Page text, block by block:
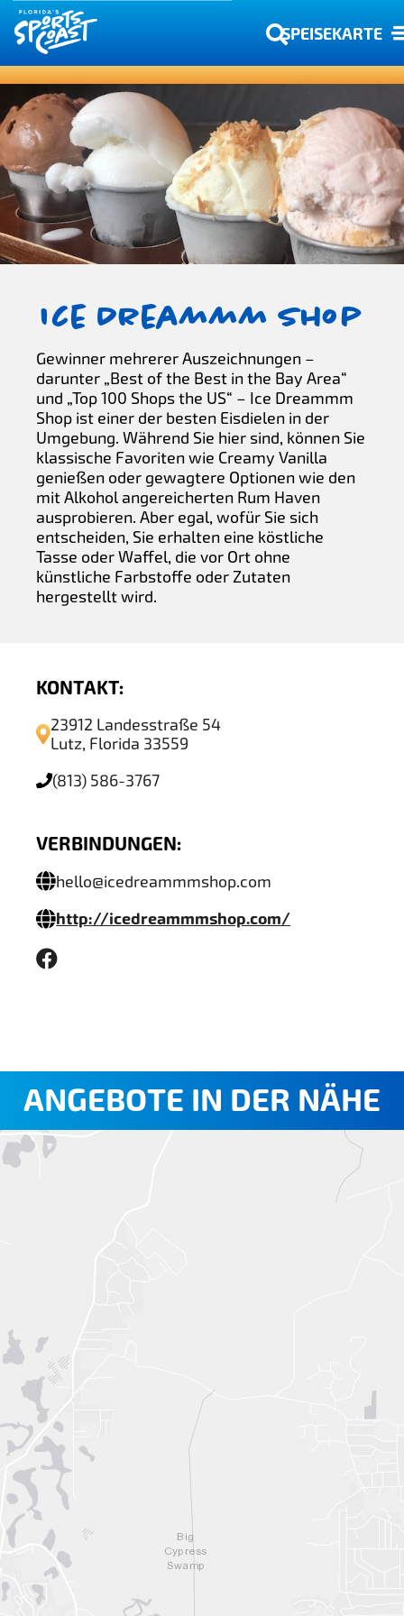
SPEISEKARTE
Ice Dreammm Shop
Gewinner mehrerer Auszeichnungen –
darunter „Best of the Best in the Bay Area“
und „Top 100 Shops the US“ – Ice Dreammm
Shop ist einer der besten Eisdielen in der
Umgebung. Während Sie hier sind, können Sie
klassische Favoriten wie Creamy Vanilla
genießen oder gewagtere Optionen wie den
mit Alkohol angereicherten Rum Haven
ausprobieren. Aber egal, wofür Sie sich
entscheiden, Sie erhalten eine köstliche
Tasse oder Waffel, die vor Ort ohne
künstliche Farbstoffe oder Zutaten
hergestellt wird.
KONTAKT:
23912 Landesstraße 54
Lutz, Florida 33559
(813) 586-3767
VERBINDUNGEN:
hello@icedreammmshop.com
http://icedreammmshop.com/
ANGEBOTE IN DER NÄHE